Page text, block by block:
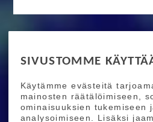
SIVUSTOMME
Käytämme evästeitä
mainosten räätälöimiseen,
ominaisuuksien tukemiseen
analysoimiseen. Lisäksi
Ride More – Pyöräkauppa
Helsingissä